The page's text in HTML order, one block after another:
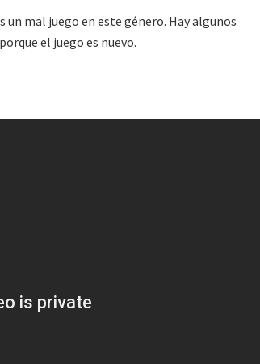
un mal juego en este género. Hay algunos
el juego es nuevo.